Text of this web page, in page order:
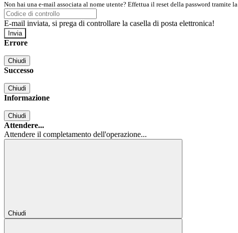
Non hai una e-mail associata al nome utente? Effettua il reset della password tramite la
E-mail inviata, si prega di controllare la casella di posta elettronica!
Errore
Chiudi
Successo
Chiudi
Informazione
Chiudi
Attendere...
Attendere il completamento dell'operazione...
Chiudi